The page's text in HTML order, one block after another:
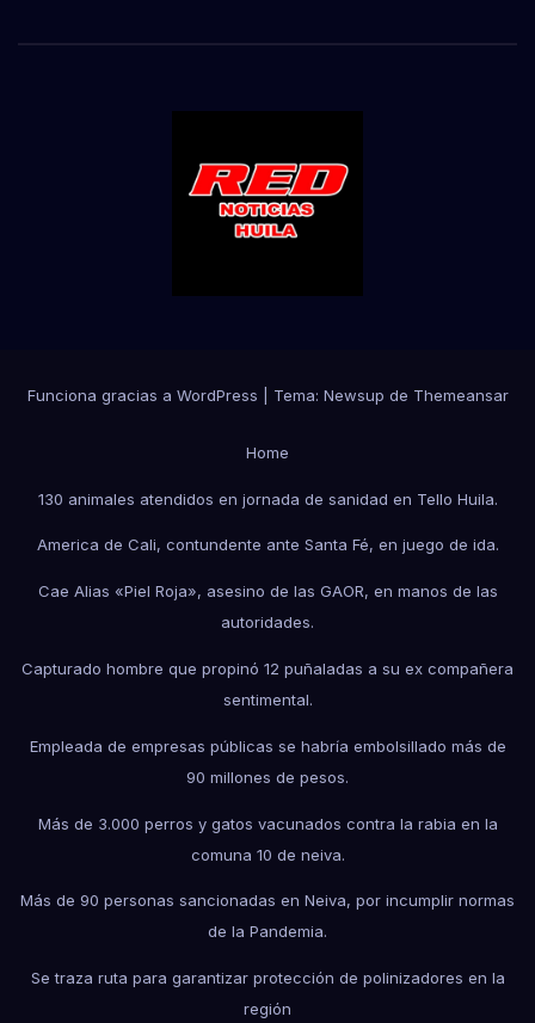
Funciona gracias a WordPress Tema: Newsup de Themeansar
Home
130 animales atendidos en jornada de sanidad en Tello Huila.
America de Cali, contundente ante Santa Fé, en juego de ida.
Cae Alias «Piel Roja», asesino de las GAOR, en manos de las
autoridades.
Capturado hombre que propinó 12 puñaladas a su ex compañera
sentimental.
Empleada de empresas públicas se habría embolsillado más de
90 millones de pesos.
Más de 3.000 perros y gatos vacunados contra la rabia en la
comuna 10 de neiva.
Más de 90 personas sancionadas en Neiva, por incumplir normas
de la Pandemia.
Se traza ruta para garantizar protección de polinizadores en la
región